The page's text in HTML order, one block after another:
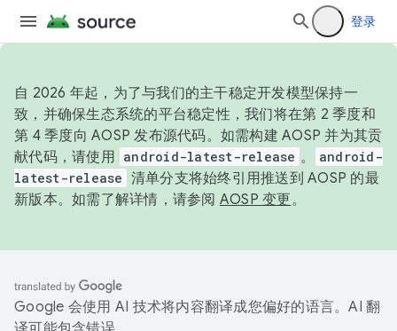
登录
自 2026 年起，为了与我们的主干稳定开发模型保持一
致，并确保生态系统的平台稳定性，我们将在第 2 季度和
第 4 季度向 AOSP 发布源代码。如需构建 AOSP 并为其贡
献代码，请使用 android-latest-release 。
android-
latest-release 清单分支将始终引用推送到 AOSP 的最
新版本。如需了解详情，请参阅 AOSP 变更。
Google 会使用 AI 技术将内容翻译成您偏好的语言。AI 翻